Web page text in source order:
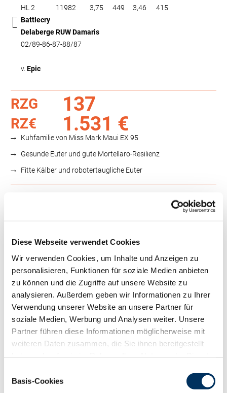
Diese Webseite verwendet Cookies
Wir verwenden Cookies, um Inhalte und Anzeigen zu
personalisieren, Funktionen für soziale Medien anbieten
zu können und die Zugriffe auf unsere Website zu
analysieren. Außerdem geben wir Informationen zu Ihrer
Verwendung unserer Website an unsere Partner für
soziale Medien, Werbung und Analysen weiter. Unsere
Partner führen diese Informationen möglicherweise mit
weiteren Daten zusammen, die Sie ihnen bereitgestellt
Cookies, wenn Sie unsere Webseite weiterhin nutzen.
Basis-Cookies
HL 2
11982 3,75 449 3,46
415
Battlecry
Delaberge RUW Damaris
02/89-86-87-88/87
v. Epic
RZG 137
RZ€ 1.531 €
Kuhfamilie von Miss Mark Maui EX 95
Gesunde Euter und gute Mortellaro-Resilienz
Fitte Kälber und robotertaugliche Euter
88 100 112 124
RZS
RZR
RZKd
101
RZKm
RZÖko
126
Gesundheit
88 100 112 124
RZGesund
117
RZEuterfit
RZKlaue
114
RZRepro
107